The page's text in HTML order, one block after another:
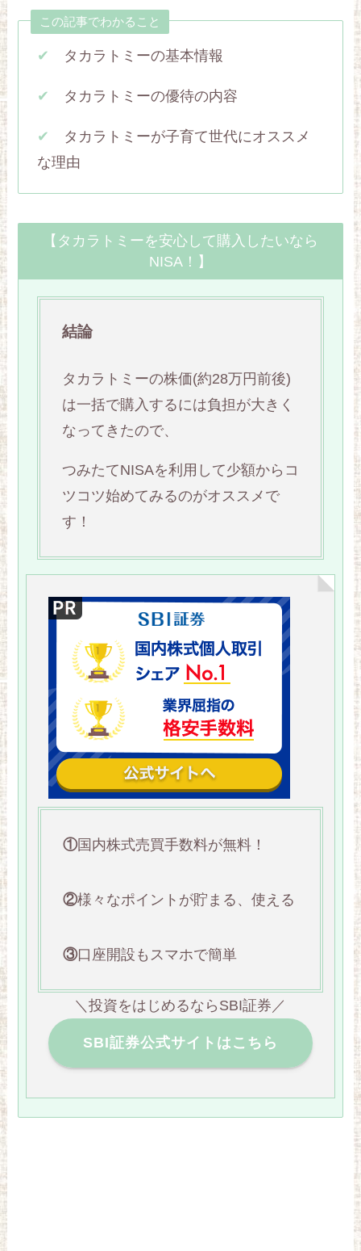
この記事でわかること
✔︎ タカラトミーの基本情報
✔︎ タカラトミーの優待の内容
✔︎ タカラトミーが子育て世代にオススメ
な理由
【タカラトミーを安心して購入したいなら
NISA！】
結論
タカラトミーの株価(約28万円前後)
は一括で購入するには負担が大きく
なってきたので、
つみたてNISAを利用して少額からコ
ツコツ始めてみるのがオススメで
す！
①国内株式売買手数料が無料！
②様々なポイントが貯まる、使える
③口座開設もスマホで簡単
＼投資をはじめるならSBI証券／
SBI証券公式サイトはこちら